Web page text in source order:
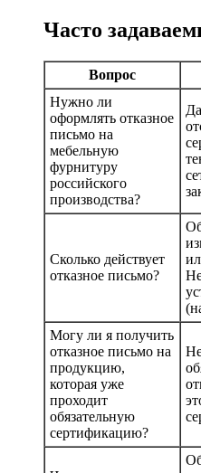
Часто
Вопрос
Нужно ли
оформлять отказное
письмо на
мебельную
фурнитуру
российского
производства?
Сколько действует
отказное письмо?
Могу ли я получить
отказное письмо на
продукцию,
которая уже
проходит
обязательную
сертификацию?